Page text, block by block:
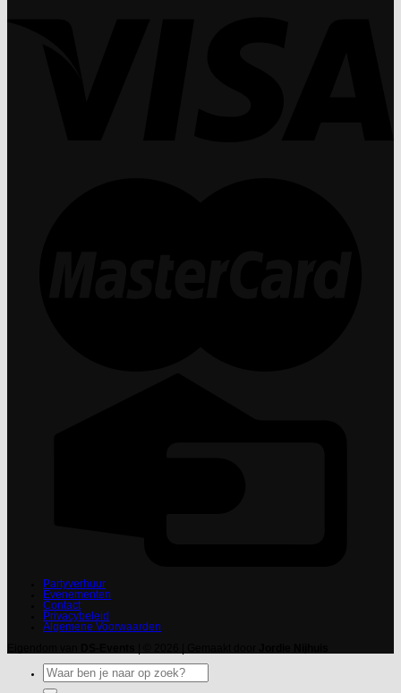
Partyverhuur
Evenementen
Contact
Privacybeleid
Algemene Voorwaarden
Zoeken
naar: